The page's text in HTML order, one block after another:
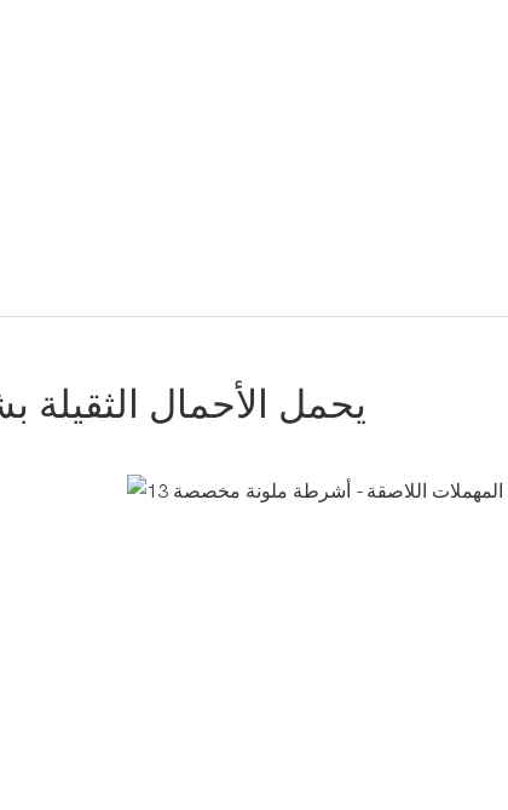
يحمل الأحمال